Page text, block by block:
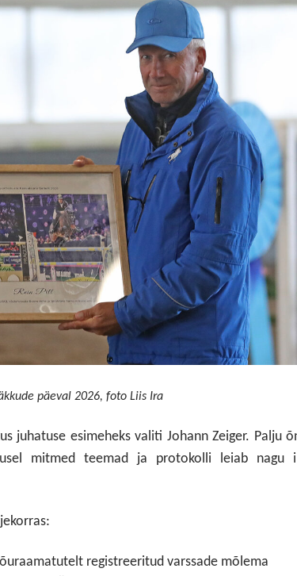
päeval 2026, foto Liis Ira
juhatuse esimeheks valiti Johann Zeiger. Palju
mitmed teemad ja protokolli leiab nagu
registreeritud varssade mõlema